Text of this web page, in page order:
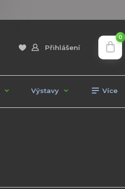
Přihlášení
0
Výstavy Více